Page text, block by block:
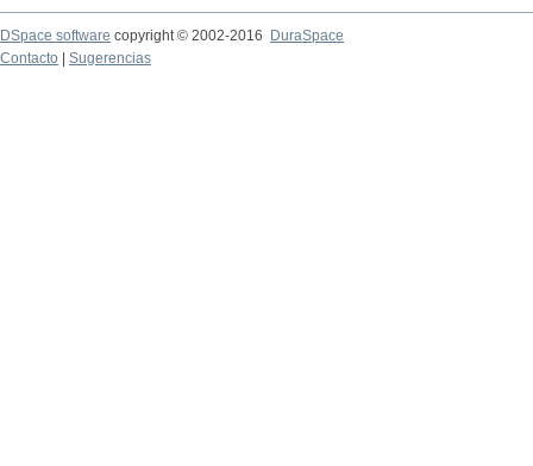
DSpace software copyright © 2002-2016
DuraSpace
Contacto
Sugerencias